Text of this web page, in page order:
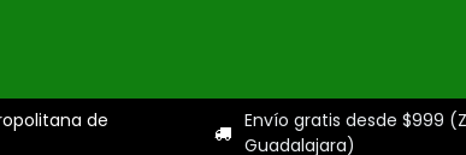
de
Envío gratis desde $999
Guadalajara)